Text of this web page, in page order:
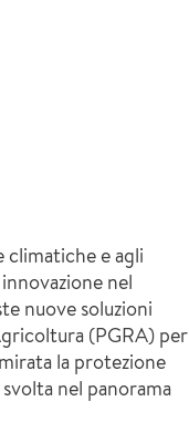
climatiche e agli
nel
nuove soluzioni
(PGRA) per
la protezione
nel panorama